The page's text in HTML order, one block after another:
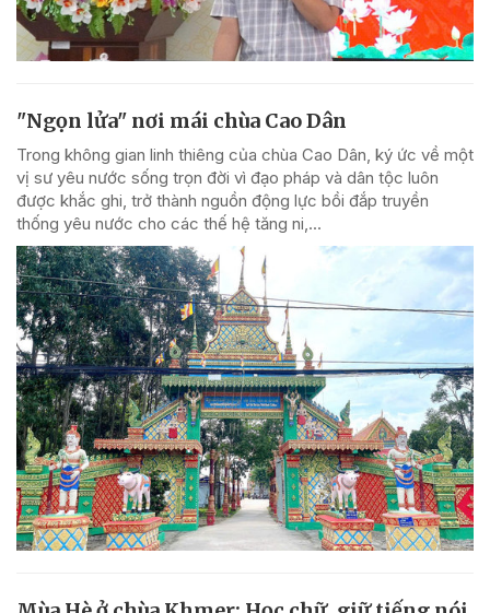
"Ngọn lửa" nơi mái chùa Cao Dân
Trong không gian linh thiêng của chùa Cao Dân, ký ức về một
vị sư yêu nước sống trọn đời vì đạo pháp và dân tộc luôn
được khắc ghi, trở thành nguồn động lực bồi đắp truyền
thống yêu nước cho các thế hệ tăng ni,...